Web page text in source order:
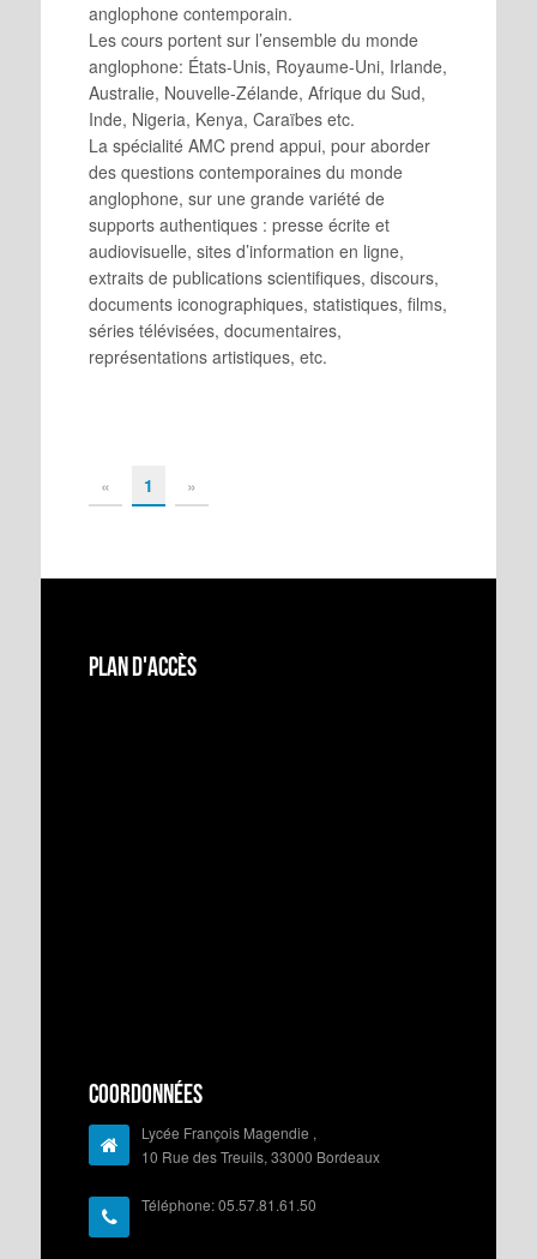
anglophone contemporain.
Les cours portent sur l’ensemble du monde
anglophone: États-Unis, Royaume-Uni, Irlande,
Australie, Nouvelle-Zélande, Afrique du Sud,
Inde, Nigeria, Kenya, Caraïbes etc.
La spécialité AMC prend appui, pour aborder
des questions contemporaines du monde
anglophone, sur une grande variété de
supports authentiques : presse écrite et
audiovisuelle, sites d’information en ligne,
extraits de publications scientifiques, discours,
documents iconographiques, statistiques, films,
séries télévisées, documentaires,
représentations artistiques, etc.
« 1 »
Plan d'accès
Coordonnées
Lycée François Magendie ,
10 Rue des Treuils, 33000 Bordeaux
Téléphone: 05.57.81.61.50